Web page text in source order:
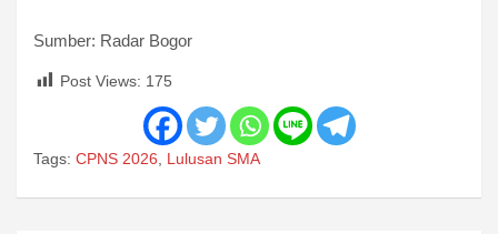
Sumber: Radar Bogor
Post Views: 175
Tags: CPNS 2026 Lulusan SMA